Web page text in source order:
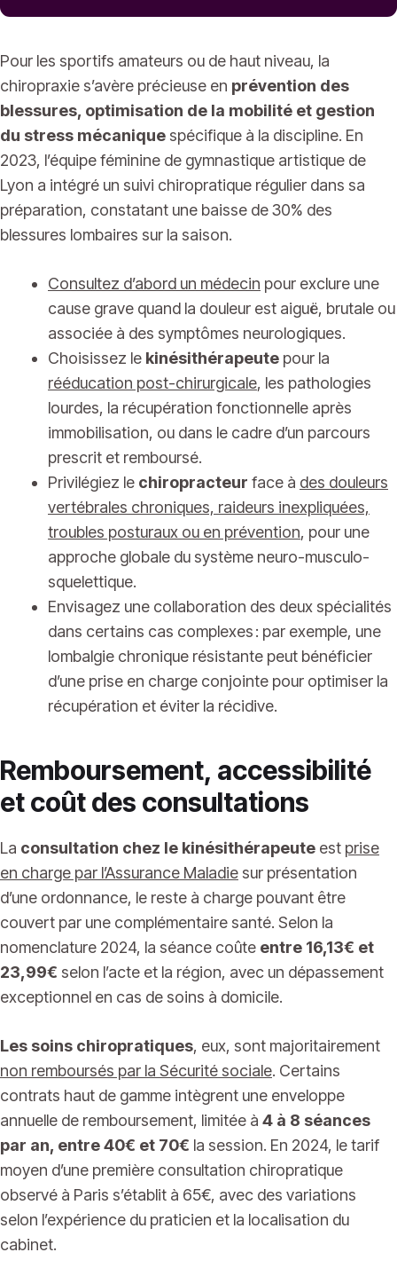
Pour les sportifs amateurs ou de haut niveau, la
chiropraxie s’avère précieuse en prévention des
blessures, optimisation de la mobilité et gestion
du stress mécanique spécifique à la discipline. En
2023, l’équipe féminine de gymnastique artistique de
Lyon a intégré un suivi chiropratique régulier dans sa
préparation, constatant une baisse de 30% des
blessures lombaires sur la saison.
Consultez d’abord un médecin pour exclure une
cause grave quand la douleur est aiguë, brutale ou
associée à des symptômes neurologiques.
Choisissez le kinésithérapeute pour la
rééducation post-chirurgicale, les pathologies
lourdes, la récupération fonctionnelle après
immobilisation, ou dans le cadre d’un parcours
prescrit et remboursé.
Privilégiez le chiropracteur face à des douleurs
vertébrales chroniques, raideurs inexpliquées,
troubles posturaux ou en prévention, pour une
approche globale du système neuro-musculo-
squelettique.
Envisagez une collaboration des deux spécialités
dans certains cas complexes : par exemple, une
lombalgie chronique résistante peut bénéficier
d’une prise en charge conjointe pour optimiser la
récupération et éviter la récidive.
Remboursement, accessibilité
et coût des consultations
La consultation chez le kinésithérapeute est prise
en charge par l’Assurance Maladie sur présentation
d’une ordonnance, le reste à charge pouvant être
couvert par une complémentaire santé. Selon la
nomenclature 2024, la séance coûte entre 16,13€ et
23,99€ selon l’acte et la région, avec un dépassement
exceptionnel en cas de soins à domicile.
Les soins chiropratiques, eux, sont majoritairement
non remboursés par la Sécurité sociale. Certains
contrats haut de gamme intègrent une enveloppe
annuelle de remboursement, limitée à 4 à 8 séances
par an, entre 40€ et 70€ la session. En 2024, le tarif
moyen d’une première consultation chiropratique
observé à Paris s’établit à 65€, avec des variations
selon l’expérience du praticien et la localisation du
cabinet.